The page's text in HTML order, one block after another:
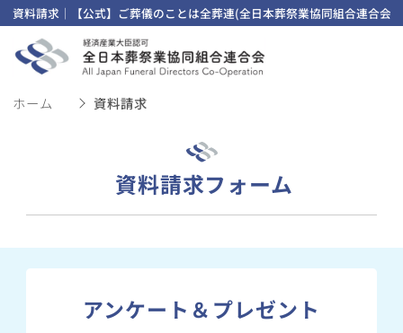
資料請求｜【公式】ご葬儀のことは全葬連(全日本葬祭業協同組合連合会)
ホーム 資料請求
資料請求フォーム
アンケート＆プレゼント